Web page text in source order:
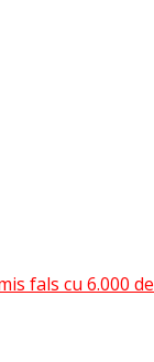
fals cu 6.000